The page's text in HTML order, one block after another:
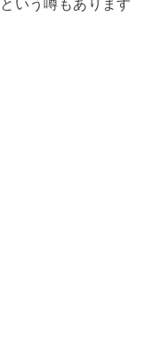
という噂もあります